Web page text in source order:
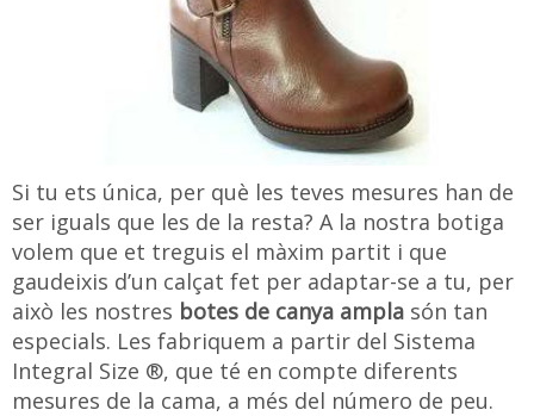
Si tu ets única, per què les teves mesures han de
ser iguals que les de la resta? A la nostra botiga
volem que et treguis el màxim partit i que
gaudeixis d’un calçat fet per adaptar-se a tu, per
això les nostres botes de canya ampla són tan
especials. Les fabriquem a partir del Sistema
Integral Size ®, que té en compte diferents
mesures de la cama, a més del número de peu.